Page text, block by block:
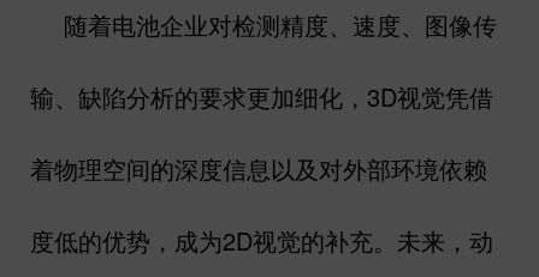
随着电池企业对检测精度、速度、图像传
输、缺陷分析的要求更加细化， 3D视觉凭借
着物理空间的深度信息以及对外部环境依赖
度低的优势，成为2D视觉的补充。未来，动